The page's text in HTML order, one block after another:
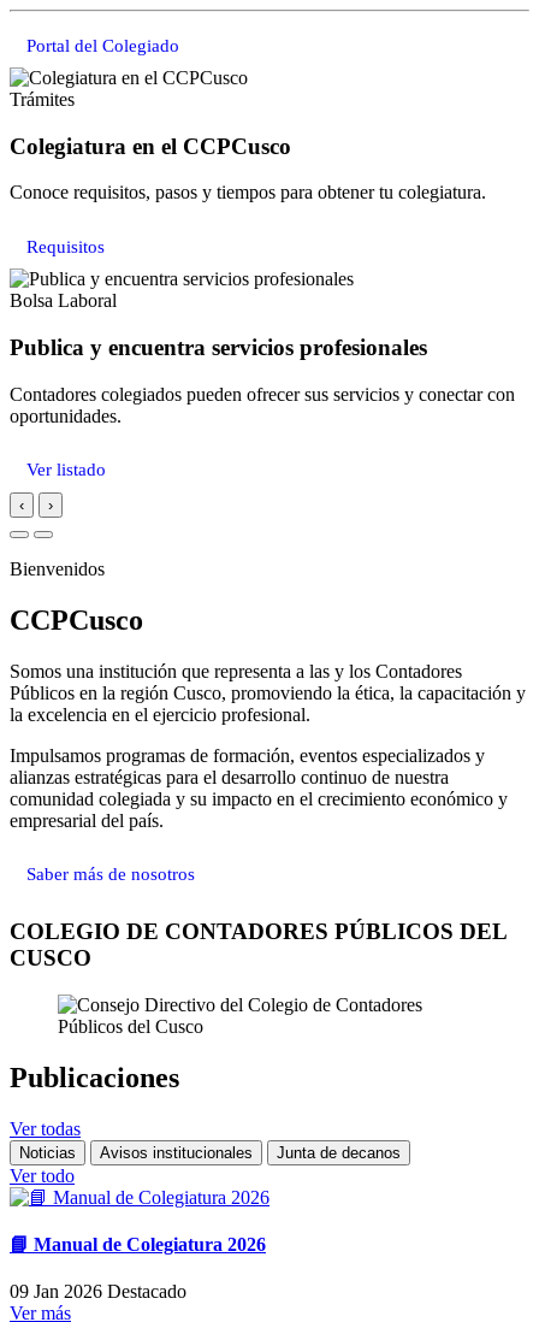
Portal del Colegiado
Trámites
Colegiatura en el CCPCusco
Conoce requisitos, pasos y tiempos para obtener tu colegiatura.
Requisitos
Bolsa Laboral
Publica y encuentra servicios profesionales
Contadores colegiados pueden ofrecer sus servicios y conectar con
oportunidades.
Ver listado
‹ ›
Bienvenidos
CCPCusco
Somos una institución que representa a las y los Contadores
Públicos en la región Cusco, promoviendo la ética, la capacitación y
la excelencia en el ejercicio profesional.
Impulsamos programas de formación, eventos especializados y
alianzas estratégicas para el desarrollo continuo de nuestra
comunidad colegiada y su impacto en el crecimiento económico y
empresarial del país.
Saber más de nosotros
COLEGIO DE CONTADORES PÚBLICOS DEL
CUSCO
Publicaciones
Ver todas
Noticias Avisos institucionales Junta de decanos
Ver todo
📘 Manual de Colegiatura 2026
09 Jan 2026 Destacado
Ver más